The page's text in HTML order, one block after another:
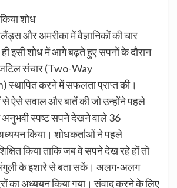
शोध
और अमरीका में वैज्ञानिकों की चार
इसी शोध में आगे बढ़ते हुए सपनों के दौरान
संचार (Two-Way
करने में सफलता प्राप्त की।
से ऐसे सवाल और बातें की जो उन्होंने पहले
अनुभवी स्पष्ट सपने देखने वाले 36
किया। शोधकर्ताओं ने पहले
किया ताकि जब वे सपने देख रहे हों तो
अंगुली के इशारे से बता सकें। अलग-अलग
का अध्ययन किया गया। संवाद करने के लिए